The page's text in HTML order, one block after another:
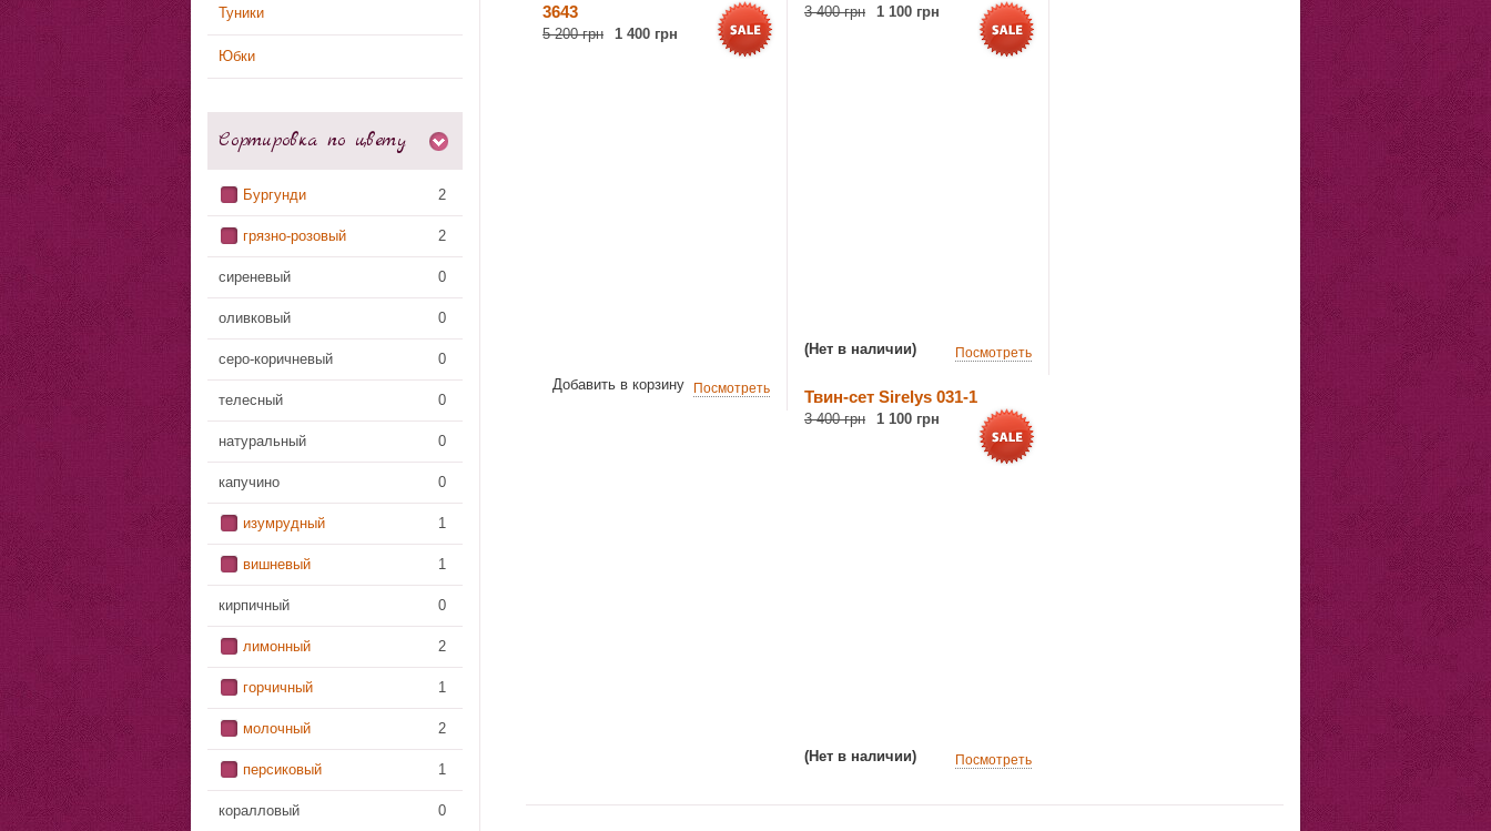
Туники
Юбки
Сортировка по цвету
Бургунди 2
грязно-розовый 2
сиреневый 0
оливковый 0
серо-коричневый 0
телесный 0
натуральный 0
капучино 0
изумрудный 1
вишневый 1
кирпичный 0
лимонный 2
горчичный 1
молочный 2
персиковый 1
коралловый 0
3643
5 200 грн 1 400 грн
Добавить в корзину Посмотреть
3 400 грн 1 100 грн
(Нет в наличии) Посмотреть
Твин-сет Sirelys 031-1
3 400 грн 1 100 грн
(Нет в наличии) Посмотреть